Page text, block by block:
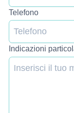
Telefono
Indicazioni